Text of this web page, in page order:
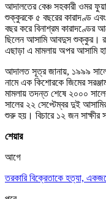
আদালতের বেঞ্চ সহকারী ওমর
শুক্কুরকে ৫ বছরের কারাদণ্ড
বছর করে বিনাশ্রম কারাদণ্ডের
ছিলেন আসামি আবদুস শুক্কুর।
এছাড়া এ মামলায় অপর আসামি
আদালত সূত্র জানায়, ১৯৯৯
নামে এক কিশোরকে জিমের
মামলায় তদন্ত শেষে ২০০০
সালের ২২ সেপ্টেম্বর দুই
শুরু হয়। বিচারে ১২ জন সাক্ষীর
শেয়ার
আগে
তরকারি বিক্রেতাকে হত্যা,